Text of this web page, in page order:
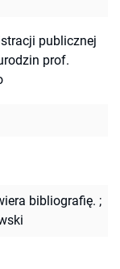
publicznej
prof.
bibliografię. ;